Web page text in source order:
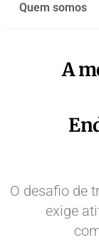
Quem somos
A
O desafio de
exige